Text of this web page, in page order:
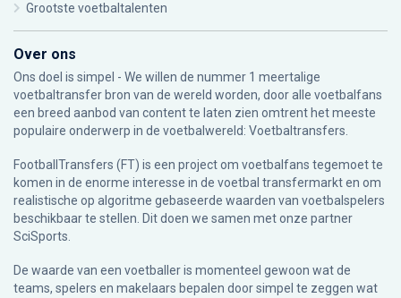
Grootste voetbaltalenten
Over ons
Ons doel is simpel - We willen de nummer 1 meertalige
voetbaltransfer bron van de wereld worden, door alle voetbalfans
een breed aanbod van content te laten zien omtrent het meeste
populaire onderwerp in de voetbalwereld: Voetbaltransfers.
FootballTransfers (FT) is een project om voetbalfans tegemoet te
komen in de enorme interesse in de voetbal transfermarkt en om
realistische op algoritme gebaseerde waarden van voetbalspelers
beschikbaar te stellen. Dit doen we samen met onze partner
SciSports
De waarde van een voetballer is momenteel gewoon wat de
teams, spelers en makelaars bepalen door simpel te zeggen wat